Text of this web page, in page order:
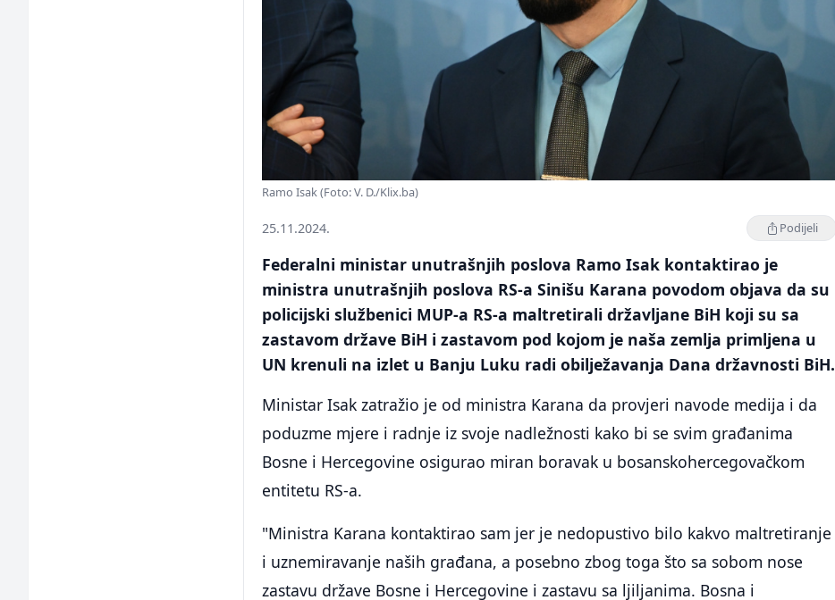
Ramo Isak (Foto: V. D./Klix.ba)
25.11.2024. Podijeli
Federalni ministar unutrašnjih poslova Ramo Isak kontaktirao je
ministra unutrašnjih poslova RS-a Sinišu Karana povodom objava da su
policijski službenici MUP-a RS-a maltretirali državljane BiH koji su sa
zastavom države BiH i zastavom pod kojom je naša zemlja primljena u
UN krenuli na izlet u Banju Luku radi obilježavanja Dana državnosti BiH.
Ministar Isak zatražio je od ministra Karana da provjeri navode medija i da
poduzme mjere i radnje iz svoje nadležnosti kako bi se svim građanima
Bosne i Hercegovine osigurao miran boravak u bosanskohercegovačkom
entitetu RS-a.
"Ministra Karana kontaktirao sam jer je nedopustivo bilo kakvo maltretiranje
i uznemiravanje naših građana, a posebno zbog toga što sa sobom nose
zastavu države Bosne i Hercegovine i zastavu sa ljiljanima. Bosna i